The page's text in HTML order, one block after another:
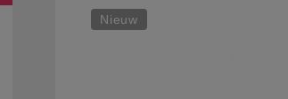
Nieuw